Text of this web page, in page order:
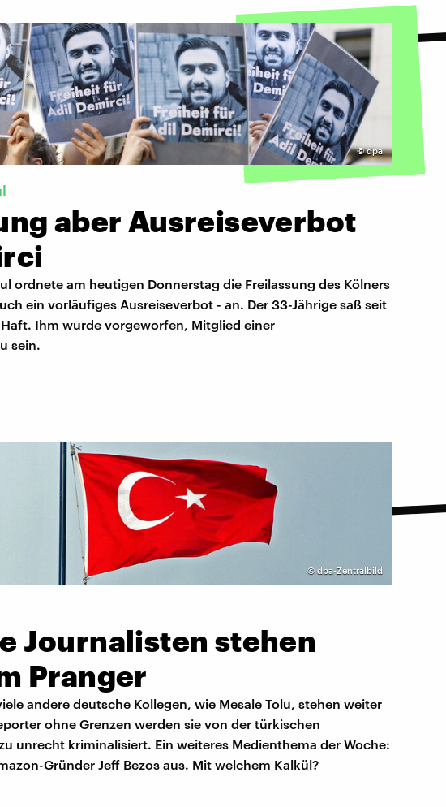
©dpa
aber Ausreiseverbot
ordnete am heutigen Donnerstag die Freilassung des Kölners
ein vorläufiges Ausreiseverbot - an. Der 33-Jährige saß seit
Ihm wurde vorgeworfen, Mitglied einer
sein.
© dpa-Zentralbild
Journalisten stehen
Pranger
andere deutsche Kollegen, wie Mesale Tolu, stehen weiter
ohne Grenzen werden sie von der türkischen
unrecht kriminalisiert. Ein weiteres Medienthema der Woche:
Gründer Jeff Bezos aus. Mit welchem Kalkül?